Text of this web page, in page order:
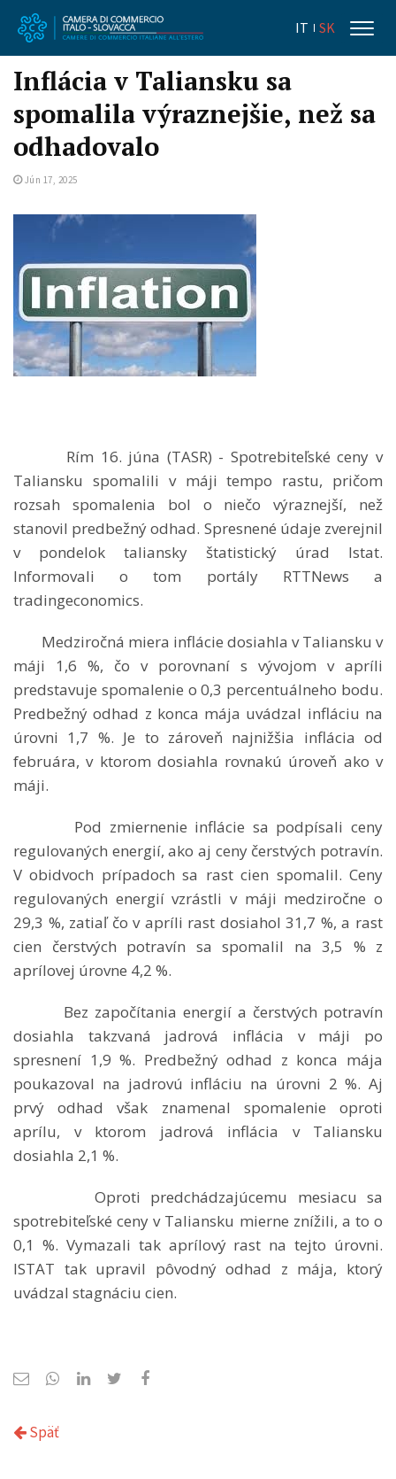
IT SK
Inflácia v Taliansku sa
spomalila výraznejšie, než sa
odhadovalo
Jún 17, 2025
Rím 16. júna (TASR) - Spotrebiteľské ceny v
Taliansku spomalili v máji tempo rastu, pričom
rozsah spomalenia bol o niečo výraznejší, než
stanovil predbežný odhad. Spresnené údaje zverejnil
v pondelok taliansky štatistický úrad Istat.
Informovali o tom portály RTTNews a
tradingeconomics.
Medziročná miera inflácie dosiahla v Taliansku v
máji 1,6 %, čo v porovnaní s vývojom v apríli
predstavuje spomalenie o 0,3 percentuálneho bodu.
Predbežný odhad z konca mája uvádzal infláciu na
úrovni 1,7 %. Je to zároveň najnižšia inflácia od
februára, v ktorom dosiahla rovnakú úroveň ako v
máji.
Pod zmiernenie inflácie sa podpísali ceny
regulovaných energií, ako aj ceny čerstvých potravín.
V obidvoch prípadoch sa rast cien spomalil. Ceny
regulovaných energií vzrástli v máji medziročne o
29,3 %, zatiaľ čo v apríli rast dosiahol 31,7 %, a rast
cien čerstvých potravín sa spomalil na 3,5 % z
aprílovej úrovne 4,2 %.
Bez započítania energií a čerstvých potravín
dosiahla takzvaná jadrová inflácia v máji po
spresnení 1,9 %. Predbežný odhad z konca mája
poukazoval na jadrovú infláciu na úrovni 2 %. Aj
prvý odhad však znamenal spomalenie oproti
aprílu, v ktorom jadrová inflácia v Taliansku
dosiahla 2,1 %.
Oproti predchádzajúcemu mesiacu sa
spotrebiteľské ceny v Taliansku mierne znížili, a to o
0,1 %. Vymazali tak aprílový rast na tejto úrovni.
ISTAT tak upravil pôvodný odhad z mája, ktorý
uvádzal stagnáciu cien.
Späť